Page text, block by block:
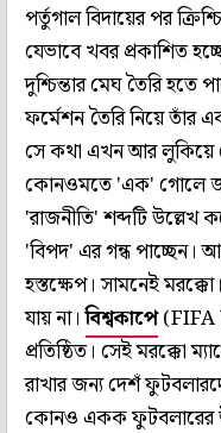
পর্তুগাল বিদায়ের পর
যেভাবে খবর প্রকাশিত
দুশ্চিন্তার মেঘ তৈরি হতে
ফর্মেশন তৈরি নিয়ে তাঁর
সে কথা এখন আর লুকিয়ে
কোনওমতে 'এক' গোলে
'রাজনীতি' শব্দটি উল্লেখ
'বিপদ' এর গন্ধ পাচ্ছেন।
হস্তক্ষেপ। সামনেই
যায় না।বিশ্বকাপে(FIFA
প্রতিষ্ঠিত। সেই মরক্কো
রাখার জন্য দেশঁ
কোনও একক ফুটবলারের